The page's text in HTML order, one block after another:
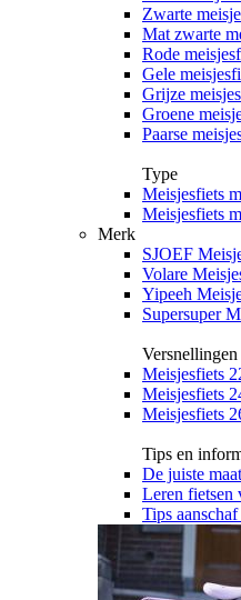
Zwarte
Mat zwarte
Rode
Gele
Grijze
Groene
Paarse
Type
Meisjesfiets
Meisjesfiets
Merk
SJOEF
Volare
Yipeeh
Supersuper
Versnellingen
Meisjesfiets
Meisjesfiets
Meisjesfiets
Tips en
De juiste
Leren fietsen
Tips